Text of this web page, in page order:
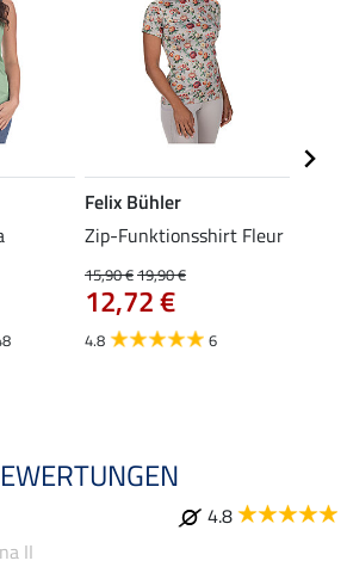
Felix Bühler
Zip-Funktionsshirt Fleur
15,90 €19,90 €
12,72 €
4.8 6
4.8
II